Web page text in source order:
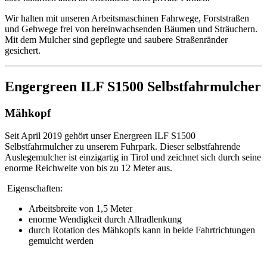
Wir halten mit unseren Arbeitsmaschinen Fahrwege, Forststraßen
und Gehwege frei von hereinwachsenden Bäumen und Sträuchern.
Mit dem Mulcher sind gepflegte und saubere Straßenränder
gesichert.
Engergreen ILF S1500 Selbstfahrmulcher
Mähkopf
Seit April 2019 gehört unser Energreen ILF S1500
Selbstfahrmulcher zu unserem Fuhrpark. Dieser selbstfahrende
Auslegemulcher ist einzigartig in Tirol und zeichnet sich durch seine
enorme Reichweite von bis zu 12 Meter aus.
Eigenschaften:
Arbeitsbreite von 1,5 Meter
enorme Wendigkeit durch Allradlenkung
durch Rotation des Mähkopfs kann in beide Fahrtrichtungen
gemulcht werden